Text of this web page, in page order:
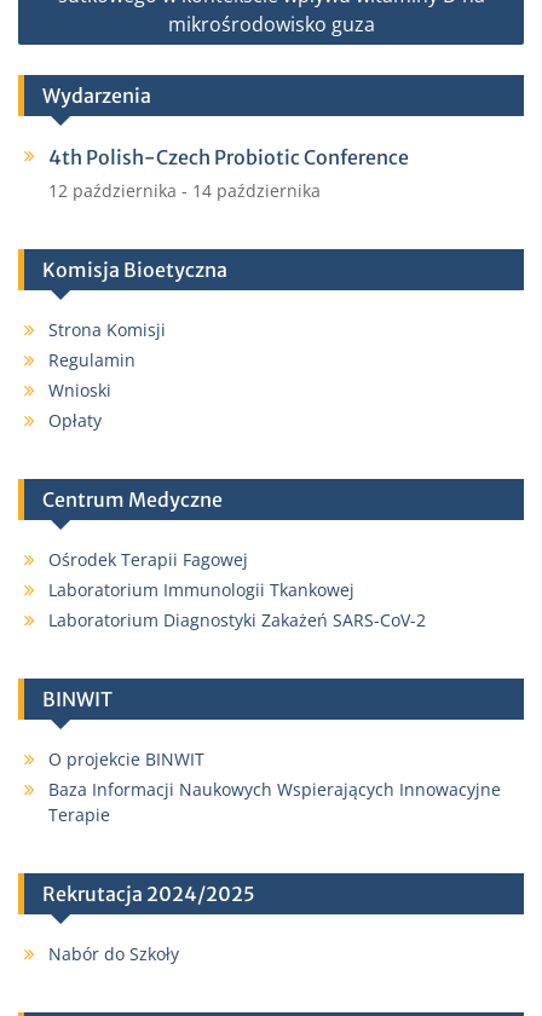
mikrośrodowisko guza
Wydarzenia
4th Polish-Czech Probiotic Conference
12 października - 14 października
Komisja Bioetyczna
Strona Komisji
Regulamin
Wnioski
Opłaty
Centrum Medyczne
Ośrodek Terapii Fagowej
Laboratorium Immunologii Tkankowej
Laboratorium Diagnostyki Zakażeń SARS-CoV-2
BINWIT
O projekcie BINWIT
Baza Informacji Naukowych Wspierających Innowacyjne
Terapie
Rekrutacja 2024/2025
Nabór do Szkoły